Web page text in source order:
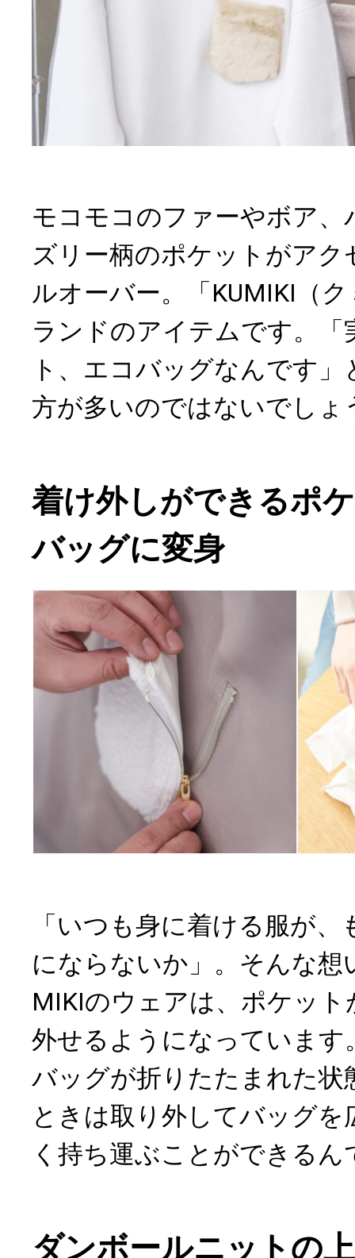
モコモコのファーやボア
ズリー柄のポケットがア
ルオーバー。「KUMIKI（
ランドのアイテムです。「
ト、エコバッグなんです
方が多いのではないでしょ
着け外しができるポ
バッグに変身
「いつも身に着ける服が
にならないか」。そんな想
MIKIのウェアは、ポケッ
外せるようになっています
バッグが折りたたまれた状
ときは取り外してバッグを
く持ち運ぶことができるん
ダンボールニットの